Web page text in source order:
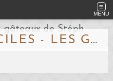
MENU
RECETTES FACILES - LES GÂTEAUX DE STÉPH